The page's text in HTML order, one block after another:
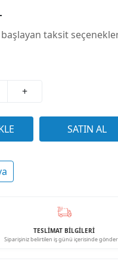
taksit
+
TESLİMAT BİLGİLERİ
Siparişiniz belirtilen iş günü içerisinde